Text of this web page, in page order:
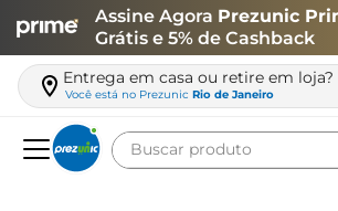
Assine Agora Prezunic
Grátis e 5% de Cashback
Entrega em casa ou retire em loja?
Você está no Prezunic Rio de Janeiro
Buscar produto